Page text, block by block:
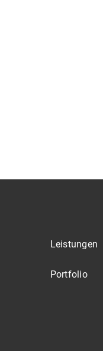
Leistungen
Portfolio